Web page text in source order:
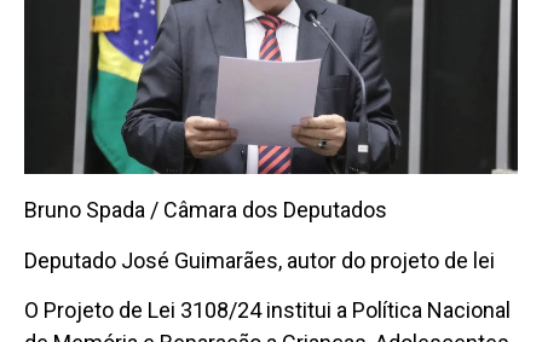
Bruno Spada / Câmara dos Deputados
Deputado José Guimarães, autor do projeto de lei
O Projeto de Lei 3108/24 institui a Política Nacional